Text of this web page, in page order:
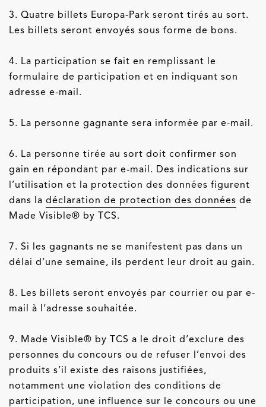
3. Quatre billets Europa-Park seront tirés au sort.
Les billets seront envoyés sous forme de bons.
4. La participation se fait en remplissant le
formulaire de participation et en indiquant son
adresse e-mail.
5. La personne gagnante sera informée par e-mail.
6. La personne tirée au sort doit confirmer son
gain en répondant par e-mail. Des indications sur
l’utilisation et la protection des données figurent
dans la déclaration de protection des données de
Made Visible® by TCS.
7. Si les gagnants ne se manifestent pas dans un
délai d’une semaine, ils perdent leur droit au gain.
8. Les billets seront envoyés par courrier ou par e-
mail à l’adresse souhaitée.
9. Made Visible® by TCS a le droit d’exclure des
personnes du concours ou de refuser l’envoi des
produits s’il existe des raisons justifiées,
notamment une violation des conditions de
participation, une influence sur le concours ou une